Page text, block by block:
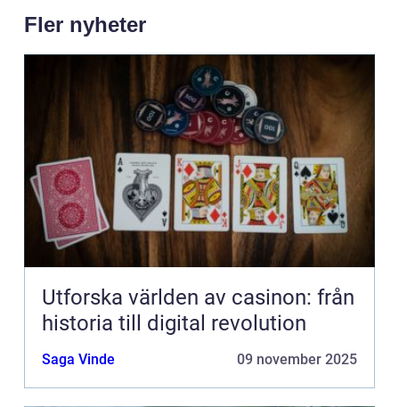
Fler nyheter
Utforska världen av casinon: från
historia till digital revolution
Saga Vinde 09 november 2025